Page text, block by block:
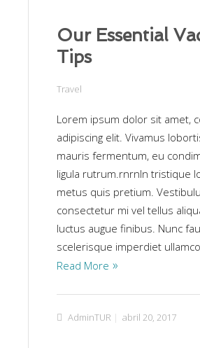
Our Essential
Tips
Travel
Lorem ipsum dolor sit amet,
adipiscing elit. Vivamus
mauris fermentum, eu
ligula rutrum.rnrnIn tristique
metus quis pretium.
consectetur mi vel tellus
luctus augue finibus. Nunc
scelerisque imperdiet
Read More
AdminTUR abril 20, 2017